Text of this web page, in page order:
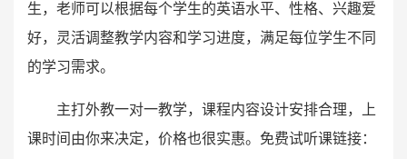
生，老师可以根据每个学生的英语水平、性格、兴趣爱
好，灵活调整教学内容和学习进度，满足每位学生不同
的学习需求。
主打外教一对一教学，课程内容设计安排合理，上
课时间由你来决定，价格也很实惠。免费试听课链接：